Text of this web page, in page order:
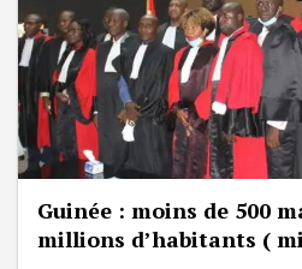
Guinée : moins de 500
millions d’habitants (